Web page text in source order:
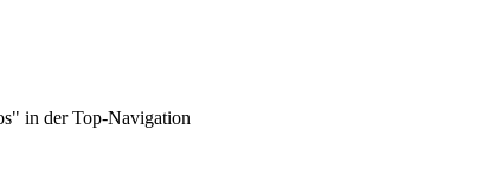
in der Top-Navigation